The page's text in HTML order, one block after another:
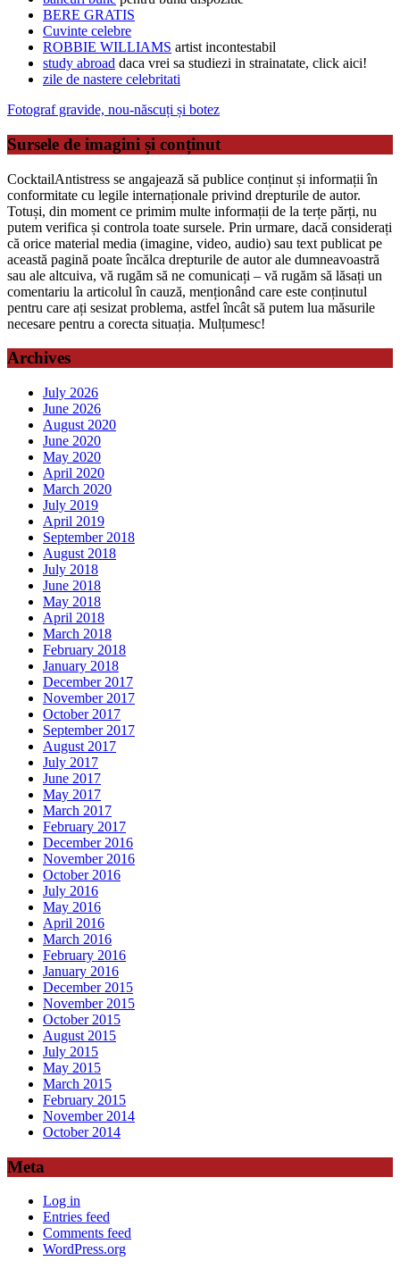
BERE GRATIS
Cuvinte celebre
ROBBIE WILLIAMS artist incontestabil
study abroad daca vrei sa studiezi in strainatate, click aici!
zile de nastere celebritati
Fotograf gravide, nou-născuți și botez
Sursele de imagini și conținut
CocktailAntistress se angajează să publice conținut și informații în
conformitate cu legile internaționale privind drepturile de autor.
Totuși, din moment ce primim multe informații de la terțe părți, nu
putem verifica și controla toate sursele. Prin urmare, dacă considerați
că orice material media (imagine, video, audio) sau text publicat pe
această pagină poate încălca drepturile de autor ale dumneavoastră
sau ale altcuiva, vă rugăm să ne comunicați – vă rugăm să lăsați un
comentariu la articolul în cauză, menționând care este conținutul
pentru care ați sesizat problema, astfel încât să putem lua măsurile
necesare pentru a corecta situația. Mulțumesc!
Archives
July 2026
June 2026
August 2020
June 2020
May 2020
April 2020
March 2020
July 2019
April 2019
September 2018
August 2018
July 2018
June 2018
May 2018
April 2018
March 2018
February 2018
January 2018
December 2017
November 2017
October 2017
September 2017
August 2017
July 2017
June 2017
May 2017
March 2017
February 2017
December 2016
November 2016
October 2016
July 2016
May 2016
April 2016
March 2016
February 2016
January 2016
December 2015
November 2015
October 2015
August 2015
July 2015
May 2015
March 2015
February 2015
November 2014
October 2014
Meta
Log in
Entries feed
Comments feed
WordPress.org